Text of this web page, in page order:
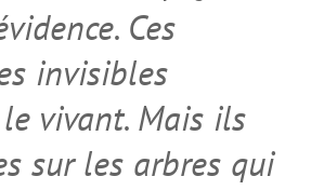
Ces
invisibles
vivant. Mais ils
sur les arbres qui